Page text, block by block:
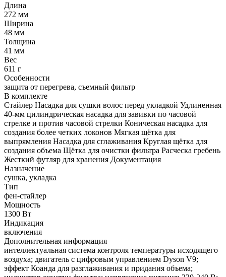
Длина
272 мм
Ширина
48 мм
Толщина
41 мм
Вес
611 г
Особенности
защита от перегрева, съемный фильтр
В комплекте
Стайлер Насадка для сушки волос перед укладкой Удлиненная
40-мм цилиндрическая насадка для завивки по часовой
стрелке и против часовой стрелки Коническая насадка для
создания более четких локонов Мягкая щётка для
выпрямления Насадка для сглаживания Круглая щётка для
создания объема Щётка для очистки фильтра Расческа гребень
Жесткий футляр для хранения Документация
Назначение
сушка, укладка
Тип
фен-стайлер
Мощность
1300 Вт
Индикация
включения
Дополнительная информация
интеллектуальная система контроля температуры исходящего
воздуха; двигатель с цифровым управлением Dyson V9;
эффект Коанда для разглаживания и придания объема;